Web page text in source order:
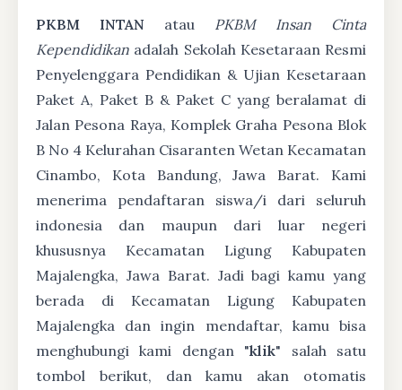
PKBM INTAN atau PKBM Insan Cinta
Kependidikan adalah Sekolah Kesetaraan Resmi
Penyelenggara Pendidikan & Ujian Kesetaraan
Paket A, Paket B & Paket C yang beralamat di
Jalan Pesona Raya, Komplek Graha Pesona Blok
B No 4 Kelurahan Cisaranten Wetan Kecamatan
Cinambo, Kota Bandung, Jawa Barat. Kami
menerima pendaftaran siswa/i dari seluruh
indonesia dan maupun dari luar negeri
khususnya Kecamatan Ligung Kabupaten
Majalengka, Jawa Barat. Jadi bagi kamu yang
berada di Kecamatan Ligung Kabupaten
Majalengka dan ingin mendaftar, kamu bisa
menghubungi kami dengan "klik" salah satu
tombol berikut, dan kamu akan otomatis